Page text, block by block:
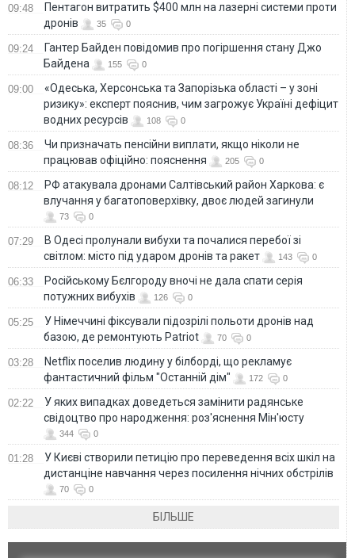
09:48
Пентагон витратить $400 млн на лазерні системи проти
дронів
35 0
09:24
Гантер Байден повідомив про погіршення стану Джо
Байдена
155 0
09:00
«Одеська, Херсонська та Запорізька області – у зоні
ризику»: експерт пояснив, чим загрожує Україні дефіцит
водних ресурсів
108 0
08:36
Чи призначать пенсійни виплати, якщо ніколи не
працював офіційно: пояснення
205 0
08:12
РФ атакувала дронами Салтівський район Харкова: є
влучання у багатоповерхівку, двоє людей загинули
73 0
07:29
В Одесі пролунали вибухи та почалися перебої зі
світлом: місто під ударом дронів та ракет
143 0
06:33
Російському Бєлгороду вночі не дала спати серія
потужних вибухів
126 0
05:25
У Німеччині фіксували підозрілі польоти дронів над
базою, де ремонтують Patriot
70 0
03:28
Netflix поселив людину у білборді, що рекламує
фантастичний фільм "Останній дім"
172 0
02:22
У яких випадках доведеться замінити радянське
свідоцтво про народження: роз'яснення Мін'юсту
344 0
01:28
У Києві створили петицію про переведення всіх шкіл на
дистанціне навчання через посилення нічних обстрілів
70 0
БІЛЬШЕ